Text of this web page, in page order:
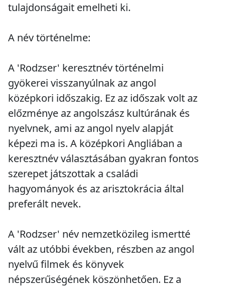
tulajdonságait emelheti ki.
A név történelme:
A 'Rodzser' keresztnév történelmi
gyökerei visszanyúlnak az angol
középkori időszakig. Ez az időszak volt az
előzménye az angolszász kultúrának és
nyelvnek, ami az angol nyelv alapját
képezi ma is. A középkori Angliában a
keresztnév választásában gyakran fontos
szerepet játszottak a családi
hagyományok és az arisztokrácia által
preferált nevek.
A 'Rodzser' név nemzetközileg ismertté
vált az utóbbi években, részben az angol
nyelvű filmek és könyvek
népszerűségének köszönhetően. Ez a